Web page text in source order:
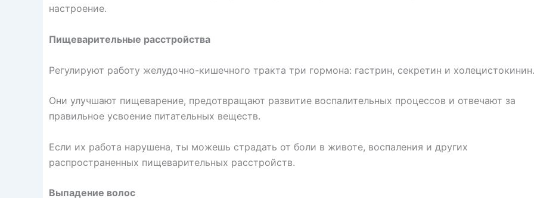
настроение.
Пищеварительные расстройства
Регулируют работу желудочно-кишечного тракта три гормона: гастрин, секретин и холецистокинин.
Они улучшают пищеварение, предотвращают развитие воспалительных процессов и отвечают за
правильное усвоение питательных веществ.
Если их работа нарушена, ты можешь страдать от боли в животе, воспаления и других
распространенных пищеварительных расстройств.
Выпадение волос